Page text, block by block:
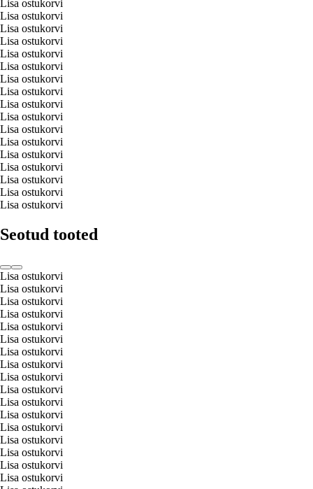
Lisa ostukorvi
Lisa ostukorvi
Lisa ostukorvi
Lisa ostukorvi
Lisa ostukorvi
Lisa ostukorvi
Lisa ostukorvi
Lisa ostukorvi
Lisa ostukorvi
Lisa ostukorvi
Lisa ostukorvi
Lisa ostukorvi
Lisa ostukorvi
Lisa ostukorvi
Lisa ostukorvi
Lisa ostukorvi
Lisa ostukorvi
Seotud tooted
Lisa ostukorvi
Lisa ostukorvi
Lisa ostukorvi
Lisa ostukorvi
Lisa ostukorvi
Lisa ostukorvi
Lisa ostukorvi
Lisa ostukorvi
Lisa ostukorvi
Lisa ostukorvi
Lisa ostukorvi
Lisa ostukorvi
Lisa ostukorvi
Lisa ostukorvi
Lisa ostukorvi
Lisa ostukorvi
Lisa ostukorvi